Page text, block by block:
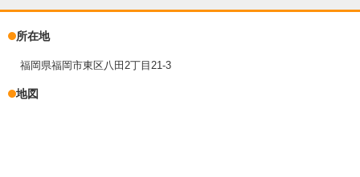
所在地
福岡県福岡市東区八田2丁目21-3
地図